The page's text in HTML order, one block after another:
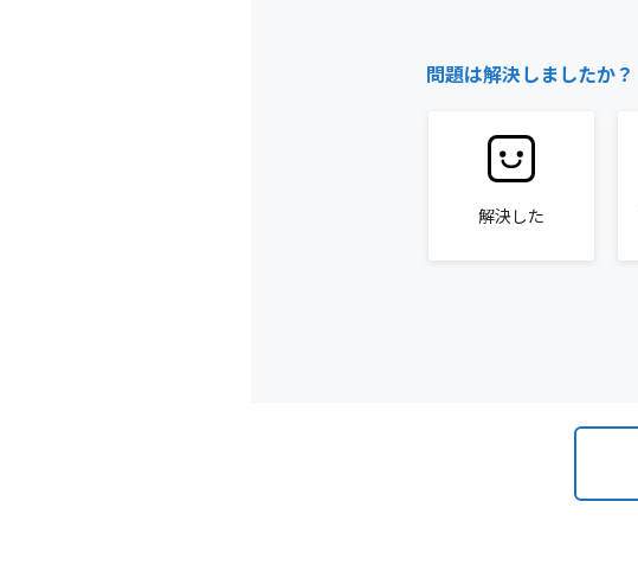
問題は解決しましたか？
解決した